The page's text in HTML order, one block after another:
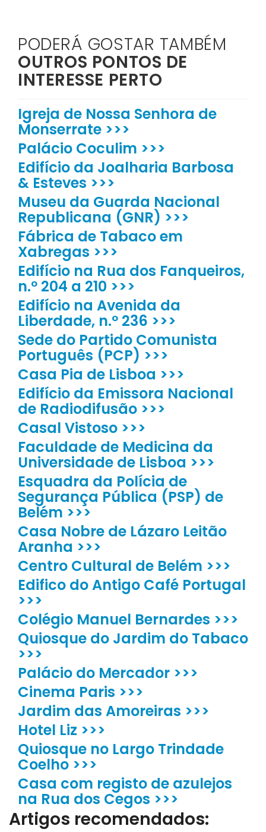
PODERÁ GOSTAR TAMBÉM
OUTROS PONTOS DE
INTERESSE PERTO
Igreja de Nossa Senhora de
Monserrate >>>
Palácio Coculim >>>
Edifício da Joalharia Barbosa
& Esteves >>>
Museu da Guarda Nacional
Republicana (GNR) >>>
Fábrica de Tabaco em
Xabregas >>>
Edifício na Rua dos Fanqueiros,
n.º 204 a 210 >>>
Edifício na Avenida da
Liberdade, n.º 236 >>>
Sede do Partido Comunista
Português (PCP) >>>
Casa Pia de Lisboa >>>
Edifício da Emissora Nacional
de Radiodifusão >>>
Casal Vistoso >>>
Faculdade de Medicina da
Universidade de Lisboa >>>
Esquadra da Polícia de
Segurança Pública (PSP) de
Belém >>>
Casa Nobre de Lázaro Leitão
Aranha >>>
Centro Cultural de Belém >>>
Edifico do Antigo Café Portugal
>>>
Colégio Manuel Bernardes >>>
Quiosque do Jardim do Tabaco
>>>
Palácio do Mercador >>>
Cinema Paris >>>
Jardim das Amoreiras >>>
Hotel Liz >>>
Quiosque no Largo Trindade
Coelho >>>
Casa com registo de azulejos
na Rua dos Cegos >>>
Artigos recomendados: